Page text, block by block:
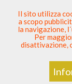
Il sito utilizza
a scopo
la navigazione,
Per
disattivazione,